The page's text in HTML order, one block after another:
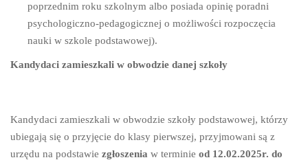
poprzednim roku szkolnym albo posiada opinię poradni
psychologiczno-pedagogicznej o możliwości rozpoczęcia
nauki w szkole podstawowej).
Kandydaci zamieszkali w obwodzie danej szkoły
Kandydaci zamieszkali w obwodzie szkoły podstawowej, którzy
ubiegają się o przyjęcie do klasy pierwszej, przyjmowani są z
urzędu na podstawie zgłoszenia w terminie od 12.02.2025r. do